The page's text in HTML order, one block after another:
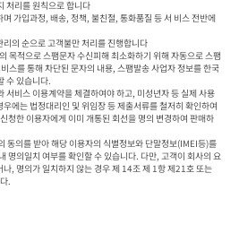
목적으로 스팸문자 수신피해 최소화하기 위해 자동으로 스팸
스를 통해 차단된 문자의 내용, 스팸발송 사업자 정보를 한국
수 있습니다.
비스 이용계약을 체결하여야 하고, 미성년자 등 실제 사용
에는 법정대리인 및 위임장 등 제출서류를 철저히 확인하여
청한 이용자에게 이미 개통된 회선을 명의 변경하여 판매하
동의를 받아 해당 이용자의 식별정보와 단말정보(IMEI등)를
명의일치 여부를 확인할 수 있습니다. 다만, 고객이 회사의 요
, 명의가 일치하지 않는 경우 제 14조 제 1항 제21호 또는
.